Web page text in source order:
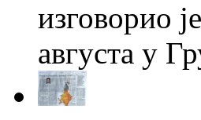
изговорио
августа у